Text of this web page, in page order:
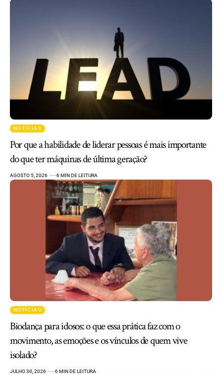
NOTÍCIAS
Por que a habilidade de liderar pessoas é mais importante
do que ter máquinas de última geração?
AGOSTO 5, 2026 6 MIN DE LEITURA
NOTÍCIAS
Biodança para idosos: o que essa prática faz com o
movimento, as emoções e os vínculos de quem vive
isolado?
JULHO 30, 2026 6 MIN DE LEITURA